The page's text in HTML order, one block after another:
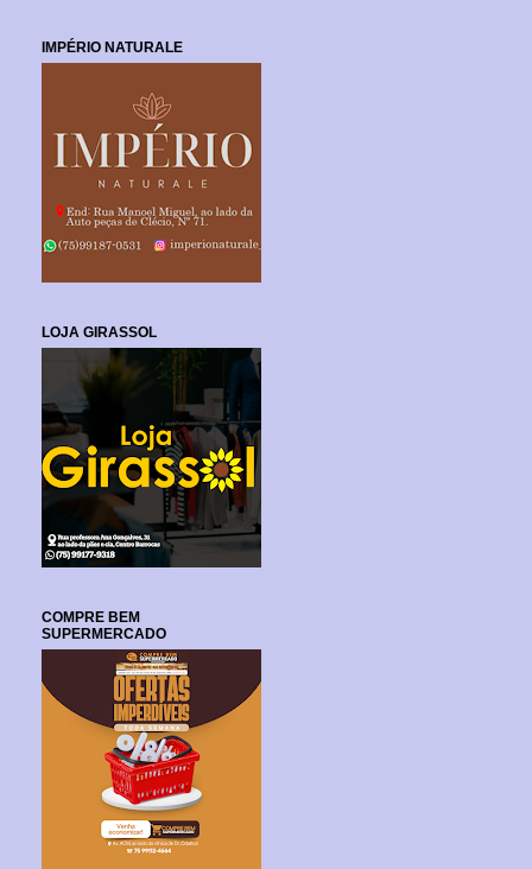
IMPÉRIO NATURALE
LOJA GIRASSOL
COMPRE BEM
SUPERMERCADO